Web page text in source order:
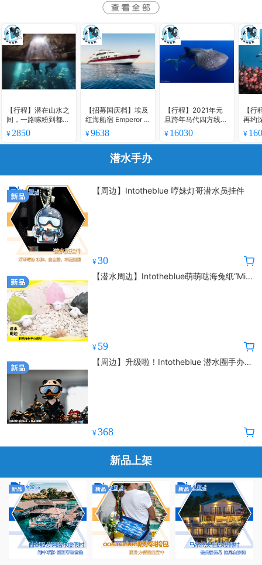
【行程】潜在山水之
间，一路嗦粉到都
安，感受天坑别样水
下魅力
¥ 2850
【招募国庆档】埃及
红海船宿 Emperor El
ite - 2020年国庆档8
天7晚
¥9638
【行程】2021年元
旦跨年马代四方线奢
华船宿，邂逅温柔大
货~鲸鲨Manta护士
¥ 16030
【
再约
好
等着
¥
潜水手办
【周边】Intotheblue 哼妹灯哥潜水员挂件
¥30
【潜水周边】Intotheblue萌萌哒海兔纸“Mie
¥ 59
【周边】升级啦！Intotheblue 潜水圈手办专
¥368
新品上架